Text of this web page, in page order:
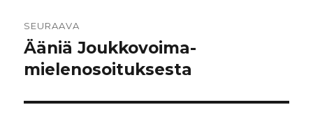
SEURAAVA
Seuraava
artikkeli:
Ääniä Joukkovoima-
mielenosoituksesta